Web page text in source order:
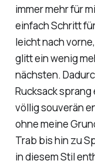
immer mehr für
einfach Schritt
leicht nach
glitt ein wenig
nächsten.
Rucksack
völlig souverän
ohne meine
Trab bis hin zu
in diesem Stil